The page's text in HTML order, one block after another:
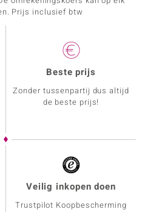
Prijs inclusief btw
Beste prijs
Zonder tussenpartij dus altijd
de beste prijs!
Veilig inkopen doen
Trustpilot Koopbescherming